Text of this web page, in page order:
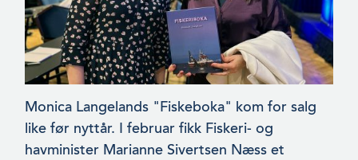
Monica Langelands "Fiskeboka" kom for salg
like før nyttår. I februar fikk Fiskeri- og
havminister Marianne Sivertsen Næss et